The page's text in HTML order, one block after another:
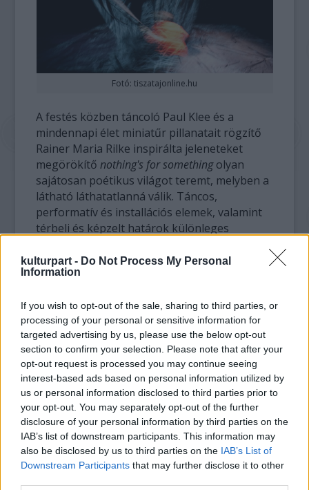
kulturpart - Do Not Process My Personal
Information
If you wish to opt-out of the sale, sharing to third parties, or
processing of your personal or sensitive information for
targeted advertising by us, please use the below opt-out
section to confirm your selection. Please note that after your
opt-out request is processed you may continue seeing
interest-based ads based on personal information utilized by
us or personal information disclosed to third parties prior to
your opt-out. You may separately opt-out of the further
disclosure of your personal information by third parties on the
IAB’s list of downstream participants. This information may
also be disclosed by us to third parties on the IAB’s List of
Downstream Participants that may further disclose it to other
Fotó: tiszatajonline.hu
A festés közben táncoló Paul Klee és a
mindennapi élet miniatűr pillanatait rögzítő
Rainer Maria Rilke inspirálta jeleneteket
megörökítőnothing's for somethingolyan
sajátosan poétikus világot teremt, melyben a
látható láthatatlanná válik. Táncos,
performatív és installációs elemek, valamint
térbeli és képzelt határok különleges
"Játékos, költői és filozófiai teljesítmény - vizuális
Klassekampen